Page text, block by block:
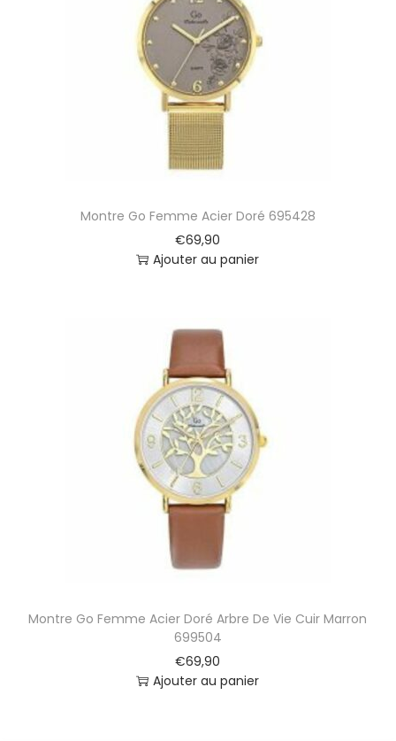
Montre Go Femme Acier Doré 695428
€69,90
Ajouter au panier
Montre Go Femme Acier Doré Arbre De Vie Cuir Marron
699504
€69,90
Ajouter au panier